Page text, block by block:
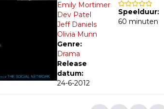
Emily Mortimer
Dev Patel
Jeff Daniels
Olivia Munn
Genre:
Drama
Release
datum:
24-6-2012
Speelduur:
60 minuten